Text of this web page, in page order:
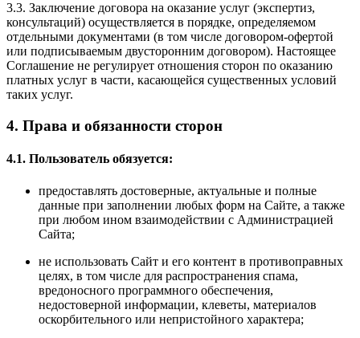
3.3. Заключение договора на оказание услуг (экспертиз,
консультаций) осуществляется в порядке, определяемом
отдельными документами (в том числе договором-офертой
или подписываемым двусторонним договором). Настоящее
Соглашение не регулирует отношения сторон по оказанию
платных услуг в части, касающейся существенных условий
таких услуг.
4. Права и обязанности сторон
4.1. Пользователь обязуется:
предоставлять достоверные, актуальные и полные
данные при заполнении любых форм на Сайте, а также
при любом ином взаимодействии с Администрацией
Сайта;
не использовать Сайт и его контент в противоправных
целях, в том числе для распространения спама,
вредоносного программного обеспечения,
недостоверной информации, клеветы, материалов
оскорбительного или непристойного характера;